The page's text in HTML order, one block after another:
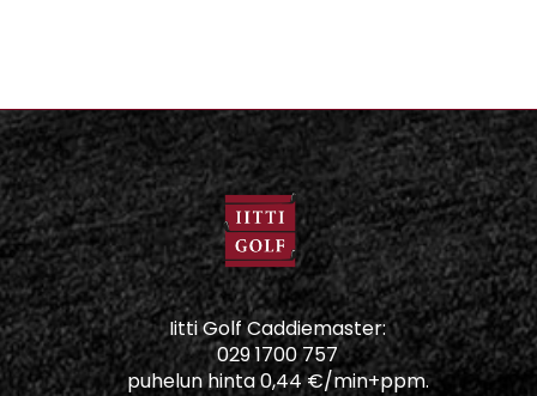
Iitti Golf Caddiemaster:
029 1700 757
puhelun hinta 0,44 €/min+ppm.